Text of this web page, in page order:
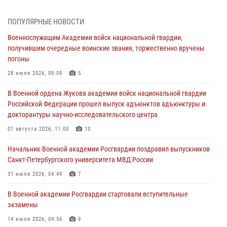
27 июля 2026, 14:49 7
Военная академия информирует!
23 июля 2026, 04:51
Курсант Военной академии войск национальной гвардии принял
22 июля 2026, 09:41
Мастер‑класс по стрельбе: точность, тактика, профессионализм
20 июля 2026, 11:17
108 лет со дня образования подразделений связи войск
ПОПУЛЯРНЫЕ НОВОСТИ
Военнослужащим Академии войск национальной гвардии,
получившим очередные воинские звания, торжественно вручены
погоны
28 июля 2026, 09:09 5
В Военной ордена Жукова академии войск национальной гвардии
Российской Федерации прошел выпуск адъюнктов адъюнктуры и
докторантуры научно-исследовательского центра
01 августа 2026, 11:00 10
Начальник Военной академии Росгвардии поздравил выпускников
Санкт-Петербургского университета МВД России
31 июля 2026, 04:49 7
В Военной академии Росгвардии стартовали вступительные
экзамены
14 июля 2026, 04:56 9